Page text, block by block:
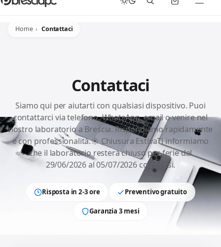
Home Contattaci
Contattaci
Siamo qui per aiutarti con qualsiasi dispositivo. Puoi
contattarci via telefono, WhatsApp, email o venire nel
nostro laboratorio a Brescia. Rispondiamo rapidamente
e con professionalità.☀️ Chiusura EstivaTi informiamo
che il laboratorio resterà chiuso per ferie dal
29/06/2026 al 05/07/2026 compresi.
Risposta in 2-3 ore Preventivo gratuito
Garanzia 3 mesi